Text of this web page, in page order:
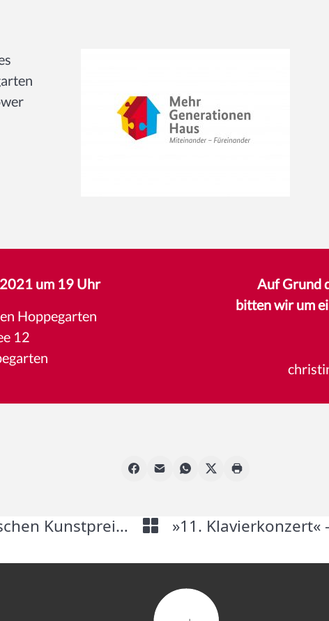
um 19 Uhr
Hoppegarten
12
Auf Grund
bitten wir um
»11. Klavierkonzert«
»NACHLESE 9« – zum Brandenburgischen Kunstpreis 2021